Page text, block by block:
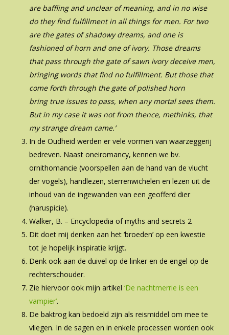
are baffling and unclear of meaning, and in no wise
do they find fulfillment in all things for men. For two
are the gates of shadowy dreams, and one is
fashioned of horn and one of ivory. Those dreams
that pass through the gate of sawn ivory deceive men,
bringing words that find no fulfillment. But those that
come forth through the gate of polished horn
bring true issues to pass, when any mortal sees them.
But in my case it was not from thence, methinks, that
my strange dream came.’
In de Oudheid werden er vele vormen van waarzeggerij
bedreven. Naast oneiromancy, kennen we bv.
ornithomancie (voorspellen aan de hand van de vlucht
der vogels), handlezen, sterrenwichelen en lezen uit de
inhoud van de ingewanden van een geofferd dier
(haruspicie).
Walker, B. – Encyclopedia of myths and secrets 2
Dit doet mij denken aan het ‘broeden’ op een kwestie
tot je hopelijk inspiratie krijgt.
Denk ook aan de duivel op de linker en de engel op de
rechterschouder.
Zie hiervoor ook mijn artikel ‘De nachtmerrie is een
vampier’.
De baktrog kan bedoeld zijn als reismiddel om mee te
vliegen. In de sagen en in enkele processen worden ook